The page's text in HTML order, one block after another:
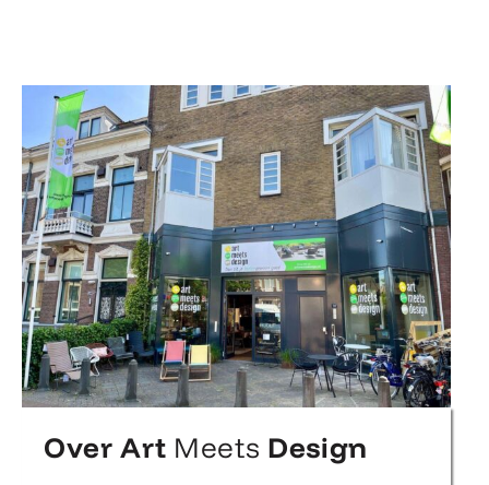
Over Art Meets Design